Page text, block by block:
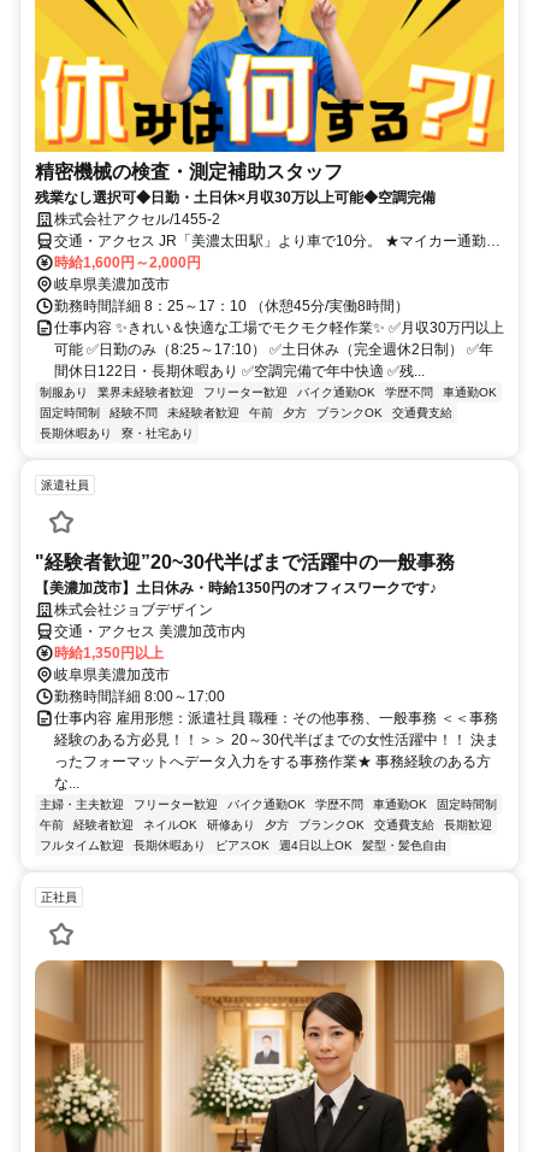
精密機械の検査・測定補助スタッフ
残業なし選択可◆日勤・土日休×月収30万以上可能◆空調完備
株式会社アクセル/1455-2
交通・アクセス JR「美濃太田駅」より車で10分。 ★マイカー通勤、
バイク通勤可能（駐車場完備）
時給1,600円～2,000円
岐阜県美濃加茂市
勤務時間詳細 8：25～17：10 （休憩45分/実働8時間）
仕事内容 ✨きれい＆快適な工場でモクモク軽作業✨ ✅月収30万円以上
可能 ✅日勤のみ（8:25～17:10） ✅土日休み（完全週休2日制） ✅年
間休日122日・長期休暇あり ✅空調完備で年中快適 ✅残...
制服あり 業界未経験者歓迎 フリーター歓迎 バイク通勤OK 学歴不問
車通勤OK
固定時間制
経験不問 未経験者歓迎 午前 夕方 ブランクOK
交通費支給
長期休暇あり
寮・社宅あり
派遣社員
"経験者歓迎”20~30代半ばまで活躍中の一般事務
【美濃加茂市】土日休み・時給1350円のオフィスワークです♪
株式会社ジョブデザイン
交通・アクセス 美濃加茂市内
時給1,350円以上
岐阜県美濃加茂市
勤務時間詳細 8:00～17:00
仕事内容 雇用形態：派遣社員 職種：その他事務、一般事務 ＜＜事務
経験のある方必見！！＞＞ 20～30代半ばまでの女性活躍中！！ 決ま
ったフォーマットへデータ入力をする事務作業★ 事務経験のある方
な...
主婦・主夫歓迎 フリーター歓迎 バイク通勤OK 学歴不問 車通勤OK
固定時間制
午前
経験者歓迎 ネイルOK 研修あり 夕方 ブランクOK 交通費支給
長期歓迎
フルタイム歓迎
長期休暇あり ピアスOK 週4日以上OK 髪型・髪色自由
正社員